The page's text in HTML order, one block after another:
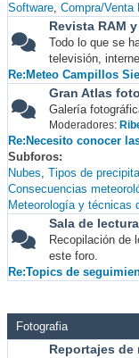
Software Compra/Venta
Revista RAM
Todo lo que se
televisión,
Re:Meteo Campillos
Gran Atlas
Galería
Moderadores:
Re:Necesito conocer
Subforos
Nubes Tipos de
Consecuencias
Meteorología y técnicas
Sala de lectura
Recopilación de
este foro.
Re:Topics de
Fotografia
Reportajes de